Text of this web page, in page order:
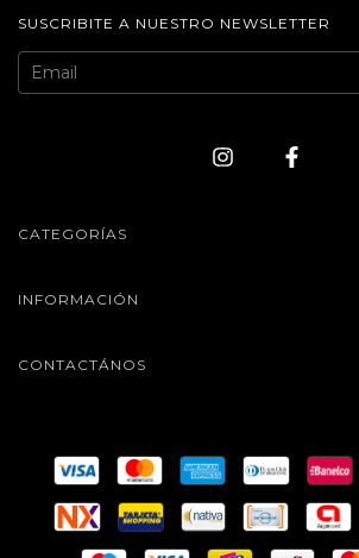
SUSCRIBITE A NUESTRO NEWSLETTER
CATEGORÍAS
INFORMACIÓN
CONTACTÁNOS